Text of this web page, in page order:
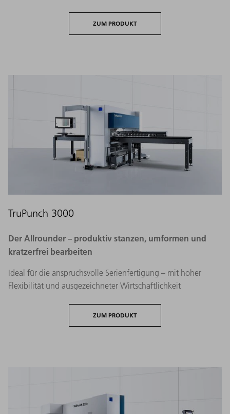
ZUM PRODUKT
TruPunch 3000
Der Allrounder – produktiv stanzen, umformen und
kratzerfrei bearbeiten​
Ideal für die anspruchsvolle Serienfertigung – mit hoher
Flexibilität und ausgezeichneter Wirtschaftlichkeit
ZUM PRODUKT